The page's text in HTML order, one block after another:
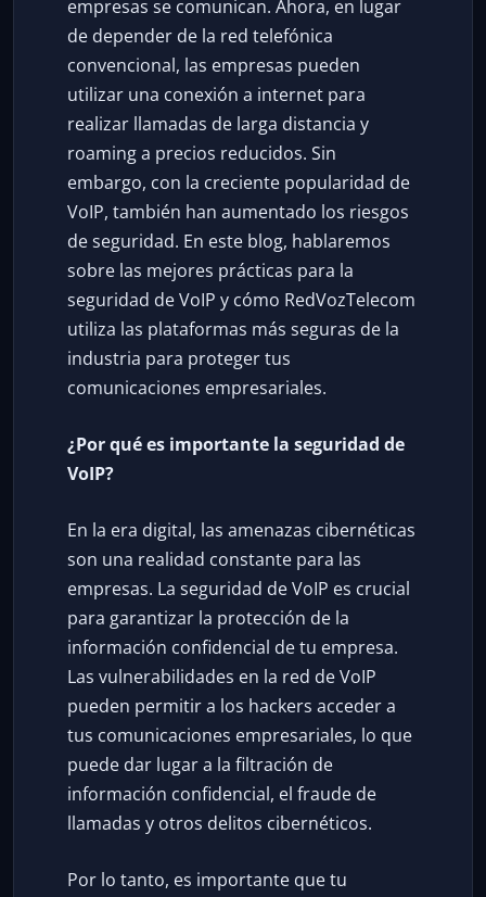
empresas se comunican. Ahora, en lugar
de depender de la red telefónica
convencional, las empresas pueden
utilizar una conexión a internet para
realizar llamadas de larga distancia y
roaming a precios reducidos. Sin
embargo, con la creciente popularidad de
VoIP, también han aumentado los riesgos
de seguridad. En este blog, hablaremos
sobre las mejores prácticas para la
seguridad de VoIP y cómo RedVozTelecom
utiliza las plataformas más seguras de la
industria para proteger tus
comunicaciones empresariales.
¿Por qué es importante la seguridad de
VoIP?
En la era digital, las amenazas cibernéticas
son una realidad constante para las
empresas. La seguridad de VoIP es crucial
para garantizar la protección de la
información confidencial de tu empresa.
Las vulnerabilidades en la red de VoIP
pueden permitir a los hackers acceder a
tus comunicaciones empresariales, lo que
puede dar lugar a la filtración de
información confidencial, el fraude de
llamadas y otros delitos cibernéticos.
Por lo tanto, es importante que tu